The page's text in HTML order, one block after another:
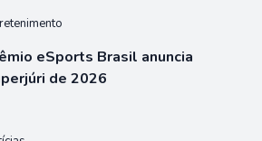
eSports Brasil anuncia
de 2026